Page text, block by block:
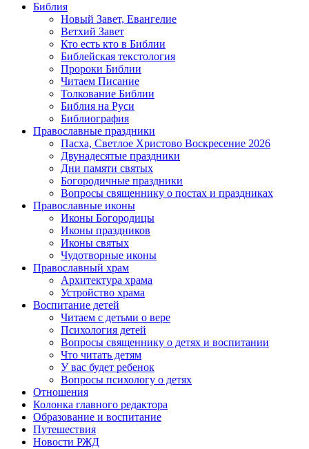
Библия
Новый Завет, Евангелие
Ветхий Завет
Кто есть кто в Библии
Библейская текстология
Пророки Библии
Читаем Писание
Толкование Библии
Библия на Руси
Библиография
Православные праздники
Пасха, Светлое Христово Воскресение 2026
Двунадесятые праздники
Дни памяти святых
Богородичные праздники
Вопросы священнику о постах и праздниках
Православные иконы
Иконы Богородицы
Иконы праздников
Иконы святых
Чудотворные иконы
Православный храм
Архитектура храма
Устройство храма
Воспитание детей
Читаем с детьми о вере
Психология детей
Вопросы священнику о детях и воспитании
Что читать детям
У вас будет ребенок
Вопросы психологу о детях
Отношения
Колонка главного редактора
Образование и воспитание
Путешествия
Новости РЖД